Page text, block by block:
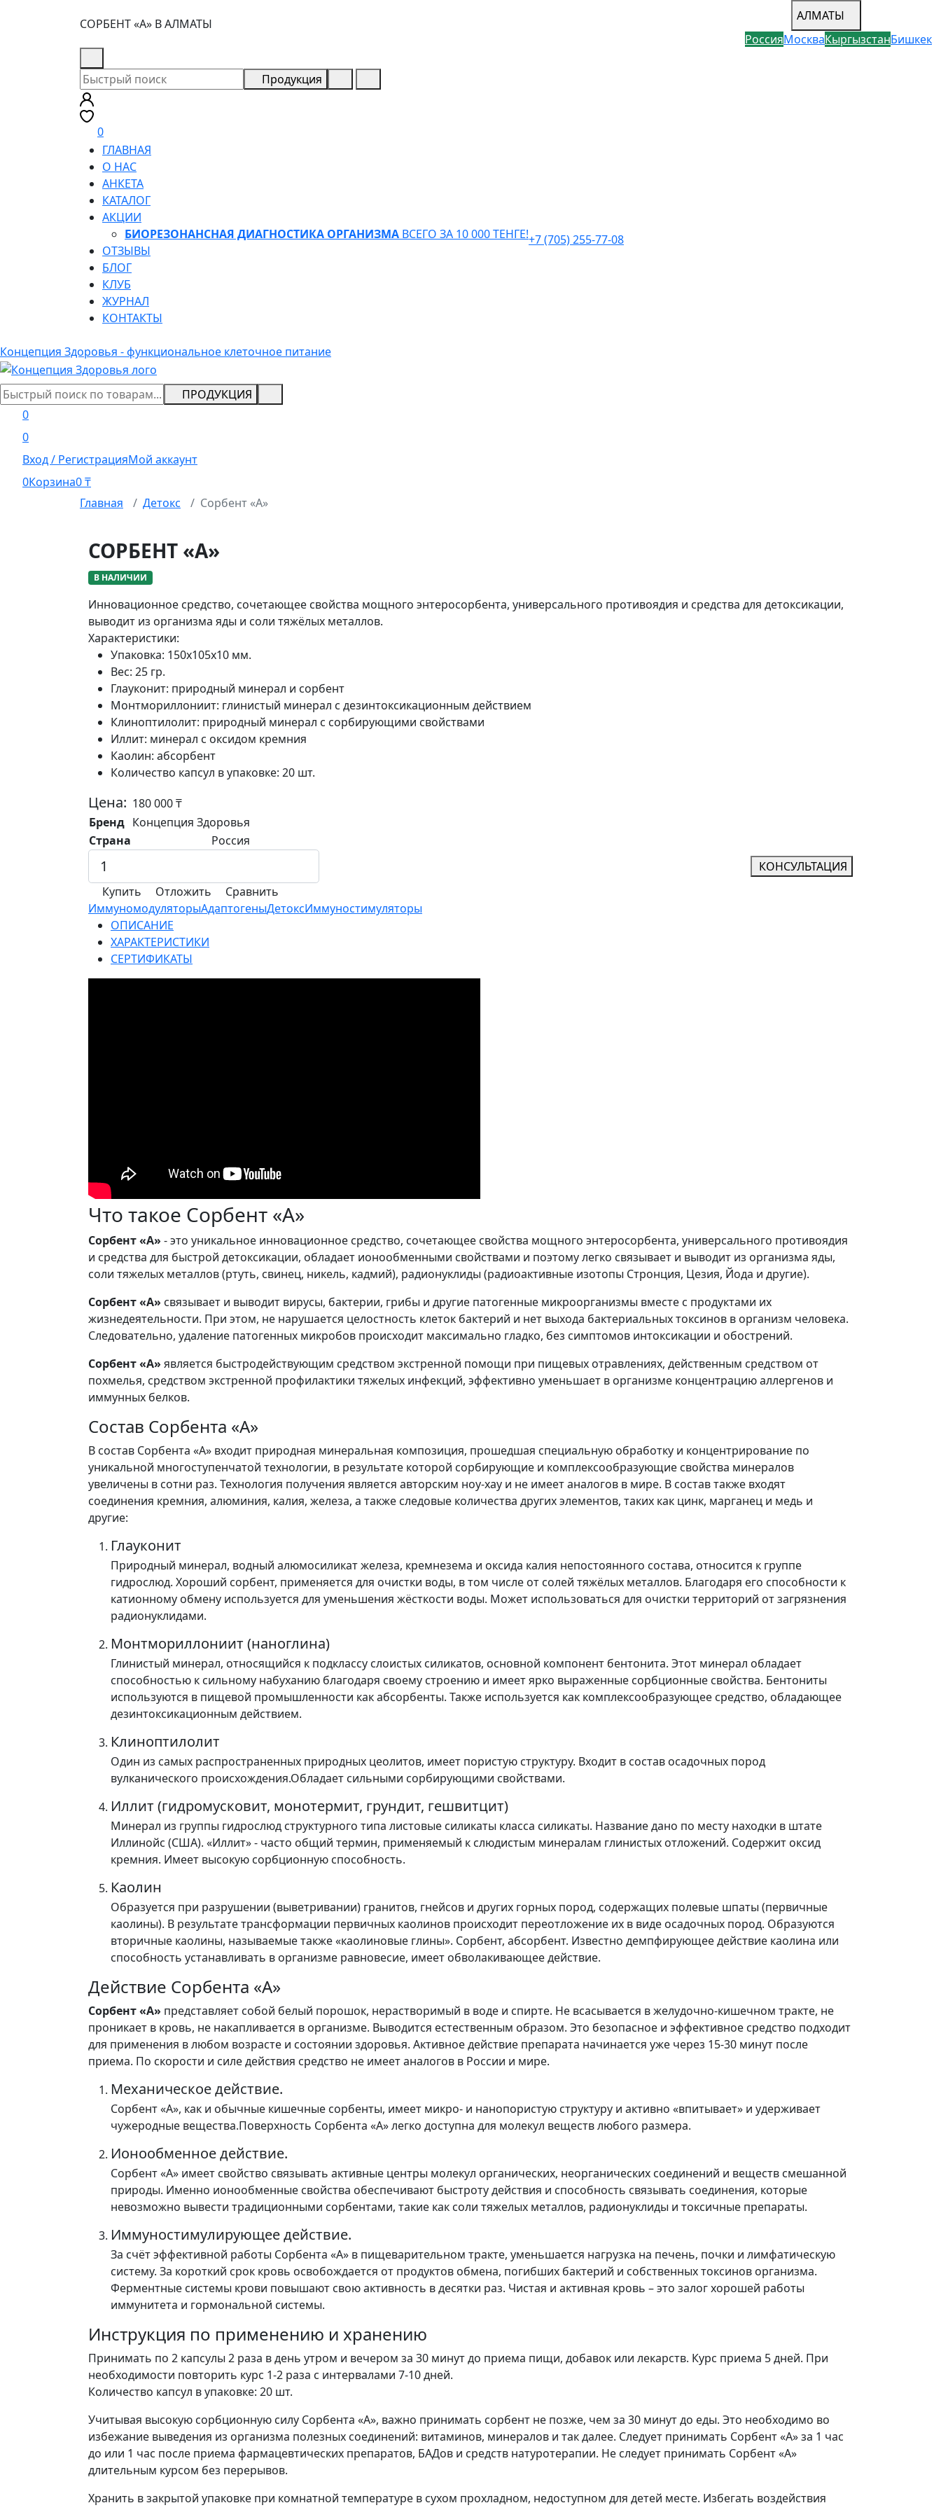
СОРБЕНТ «А» В АЛМАТЫ
АЛМАТЫ
РоссияМоскваКыргызстанБишкек
Продукция
0
ГЛАВНАЯ
О НАС
АНКЕТА
КАТАЛОГ
АКЦИИ
БИОРЕЗОНАНСНАЯ ДИАГНОСТИКА ОРГАНИЗМА ВСЕГО ЗА 10 000 ТЕНГЕ!
ОТЗЫВЫ
БЛОГ
КЛУБ
ЖУРНАЛ
КОНТАКТЫ
+7 (705) 255-77-08
Концепция Здоровья - функциональное клеточное питание
ПРОДУКЦИЯ
0
0
Вход / РегистрацияМой аккаунт
0Корзина0₸
Главная
Детокс Сорбент «А»
СОРБЕНТ «А»
В НАЛИЧИИ
Инновационное средство, сочетающее свойства мощного энтеросорбента, универсального противоядия и средства для детоксикации,
выводит из организма яды и соли тяжёлых металлов.
Характеристики:
Упаковка: 150х105х10 мм.
Вес: 25 гр.
Глауконит: природный минерал и сорбент
Монтмориллониит: глинистый минерал с дезинтоксикационным действием
Клиноптилолит: природный минерал с сорбирующими свойствами
Иллит: минерал с оксидом кремния
Каолин: абсорбент
Количество капсул в упаковке: 20 шт.
Цена: 180 000₸
Бренд Концепция Здоровья
Страна
Россия
КОНСУЛЬТАЦИЯ
Купить
Отложить
Сравнить
ИммуномодуляторыАдаптогеныДетоксИммуностимуляторы
ОПИСАНИЕ
ХАРАКТЕРИСТИКИ
СЕРТИФИКАТЫ
Что такое Сорбент «А»
Сорбент «А» - это уникальное инновационное средство, сочетающее свойства мощного энтеросорбента, универсального противоядия
и средства для быстрой детоксикации, обладает ионообменными свойствами и поэтому легко связывает и выводит из организма яды,
соли тяжелых металлов (ртуть, свинец, никель, кадмий), радионуклиды (радиоактивные изотопы Стронция, Цезия, Йода и другие).
Сорбент «А» связывает и выводит вирусы, бактерии, грибы и другие патогенные микроорганизмы вместе с продуктами их
жизнедеятельности. При этом, не нарушается целостность клеток бактерий и нет выхода бактериальных токсинов в организм человека.
Следовательно, удаление патогенных микробов происходит максимально гладко, без симптомов интоксикации и обострений.
Сорбент «А» является быстродействующим средством экстренной помощи при пищевых отравлениях, действенным средством от
похмелья, средством экстренной профилактики тяжелых инфекций, эффективно уменьшает в организме концентрацию аллергенов и
иммунных белков.
Состав Сорбента «А»
В состав Сорбента «А» входит природная минеральная композиция, прошедшая специальную обработку и концентрирование по
уникальной многоступенчатой технологии, в результате которой сорбирующие и комплексообразующие свойства минералов
увеличены в сотни раз. Технология получения является авторским ноу-хау и не имеет аналогов в мире. В состав также входят
соединения кремния, алюминия, калия, железа, а также следовые количества других элементов, таких как цинк, марганец и медь и
другие:
Глауконит
Природный минерал, водный алюмосиликат железа, кремнезема и оксида калия непостоянного состава, относится к группе
гидрослюд. Хороший сорбент, применяется для очистки воды, в том числе от солей тяжёлых металлов. Благодаря его способности к
катионному обмену используется для уменьшения жёсткости воды. Может использоваться для очистки территорий от загрязнения
радионуклидами.
Монтмориллониит (наноглина)
Глинистый минерал, относящийся к подклассу слоистых силикатов, основной компонент бентонита. Этот минерал обладает
способностью к сильному набуханию благодаря своему строению и имеет ярко выраженные сорбционные свойства. Бентониты
используются в пищевой промышленности как абсорбенты. Также используется как комплексообразующее средство, обладающее
дезинтоксикационным действием.
Клиноптилолит
Один из самых распространенных природных цеолитов, имеет пористую структуру. Входит в состав осадочных пород
вулканического происхождения.Обладает сильными сорбирующими свойствами.
Иллит (гидромусковит, монотермит, грундит, гешвитцит)
Минерал из группы гидрослюд структурного типа листовые силикаты класса силикаты. Название дано по месту находки в штате
Иллинойс (США). «Иллит» - часто общий термин, применяемый к слюдистым минералам глинистых отложений. Содержит оксид
кремния. Имеет высокую сорбционную способность.
Каолин
Образуется при разрушении (выветривании) гранитов, гнейсов и других горных пород, содержащих полевые шпаты (первичные
каолины). В результате трансформации первичных каолинов происходит переотложение их в виде осадочных пород. Образуются
вторичные каолины, называемые также «каолиновые глины». Сорбент, абсорбент. Известно демпфирующее действие каолина или
способность устанавливать в организме равновесие, имеет обволакивающее действие.
Действие Сорбента «А»
Сорбент «А» представляет собой белый порошок, нерастворимый в воде и спирте. Не всасывается в желудочно-кишечном тракте, не
проникает в кровь, не накапливается в организме. Выводится естественным образом. Это безопасное и эффективное средство подходит
для применения в любом возрасте и состоянии здоровья. Активное действие препарата начинается уже через 15-30 минут после
приема. По скорости и силе действия средство не имеет аналогов в России и мире.
Механическое действие.
Сорбент «А», как и обычные кишечные сорбенты, имеет микро- и нанопористую структуру и активно «впитывает» и удерживает
чужеродные вещества.Поверхность Cорбента «А» легко доступна для молекул веществ любого размера.
Ионообменное действие.
Сорбент «А» имеет свойство связывать активные центры молекул органических, неорганических соединений и веществ смешанной
природы. Именно ионообменные свойства обеспечивают быстроту действия и способность связывать соединения, которые
невозможно вывести традиционными сорбентами, такие как соли тяжелых металлов, радионуклиды и токсичные препараты.
Иммуностимулирующее действие.
За счёт эффективной работы Сорбента «А» в пищеварительном тракте, уменьшается нагрузка на печень, почки и лимфатическую
систему. За короткий срок кровь освобождается от продуктов обмена, погибших бактерий и собственных токсинов организма.
Ферментные системы крови повышают свою активность в десятки раз. Чистая и активная кровь – это залог хорошей работы
иммунитета и гормональной системы.
Инструкция по применению и хранению
Принимать по 2 капсулы 2 раза в день утром и вечером за 30 минут до приема пищи, добавок или лекарств. Курс приема 5 дней. При
необходимости повторить курс 1-2 раза с интервалами 7-10 дней.
Количество капсул в упаковке: 20 шт.
Учитывая высокую сорбционную силу Сорбента «А», важно принимать сорбент не позже, чем за 30 минут до еды. Это необходимо во
избежание выведения из организма полезных соединений: витаминов, минералов и так далее. Следует принимать Сорбент «А» за 1 час
до или 1 час после приема фармацевтических препаратов, БАДов и средств натуротерапии. Не следует принимать Сорбент «А»
длительным курсом без перерывов.
Хранить в закрытой упаковке при комнатной температуре в сухом прохладном, недоступном для детей месте. Избегать воздействия